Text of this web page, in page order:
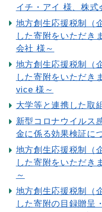
イチ・アイ 様、株式
地方創生応援税制（
した寄附をいただ
会社 様～
地方創生応援税制（
した寄附をいただ
vice 様～
大学等と連携した取
新型コロナウイルス
金に係る効果検証に
地方創生応援税制（
した寄附をいただき
～
地方創生応援税制（
した寄附の目録贈呈